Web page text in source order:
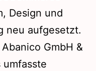
Design und
neu aufgesetzt.
GmbH &
umfasste